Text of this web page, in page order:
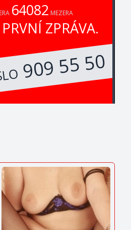
64082 MEZERA
ZPRÁVA.
909 55 50
ZOBRAZIT